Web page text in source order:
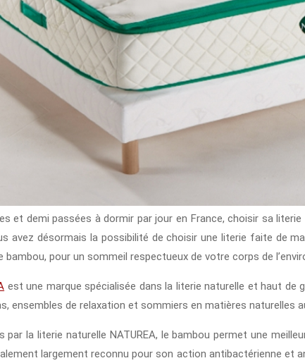
et demi passées à dormir par jour en France, choisir sa
avez désormais la possibilité de choisir une literie faite de
bambou, pour un sommeil respectueux de votre corps de
est une marque spécialisée dans la literie naturelle et haut de
ensembles de relaxation et sommiers en matières naturelles
la literie naturelle NATUREA, le bambou permet une
largement reconnu pour son action antibactérienne et